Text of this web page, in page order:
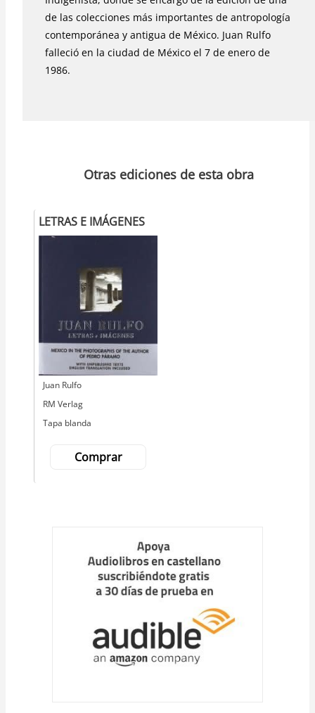
de las colecciones más importantes de antropología
contemporánea y antigua de México. Juan Rulfo
falleció en la ciudad de México el 7 de enero de
1986.
Otras ediciones de esta obra
LETRAS E IMÁGENES
Autor
Juan Rulfo
Editorial
RM Verlag
Tapa blanda
Comprar